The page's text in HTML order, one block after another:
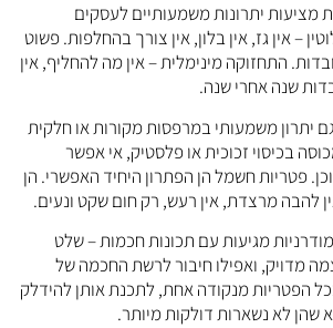
יתרונות משמעותיים לעסקים
– אין גז, אין בלון, אין צורך בהחלפות. פשוט
התחזוקה מינימלית – אין מה להחליף, אין
שנה אחרי שנה.
משמעותי במרפסות מקורות או חלקית
בכיסוי זכוכית או פלסטיק, אי אפשר
חשמל הן הפתרון היחיד האפשרי. הן
מרצדת, אין רעש, רק חום שקט ונעים.
מגיעות עם תכונות חכמות – שלט
מדויק, ואפילו חיבור לרשת החכמה של
מנקודה אחת, לתכנת אותן להידלק
לא נשארות דולקות מיותר.